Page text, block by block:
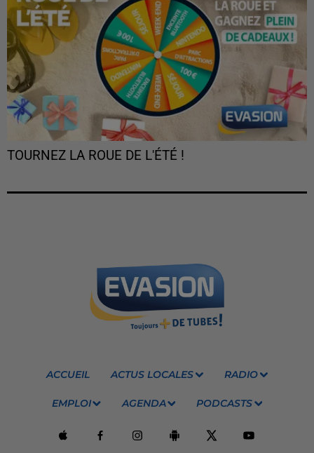
TOURNEZ LA ROUE DE L'ÉTÉ !
ACCUEIL ACTUS LOCALES RADIO
EMPLOI AGENDA PODCASTS